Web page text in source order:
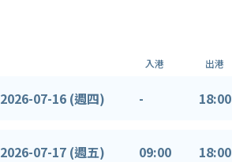
入港 出港
2026-07-16 (週四) - 18:00
2026-07-17 (週五) 09:00 18:00